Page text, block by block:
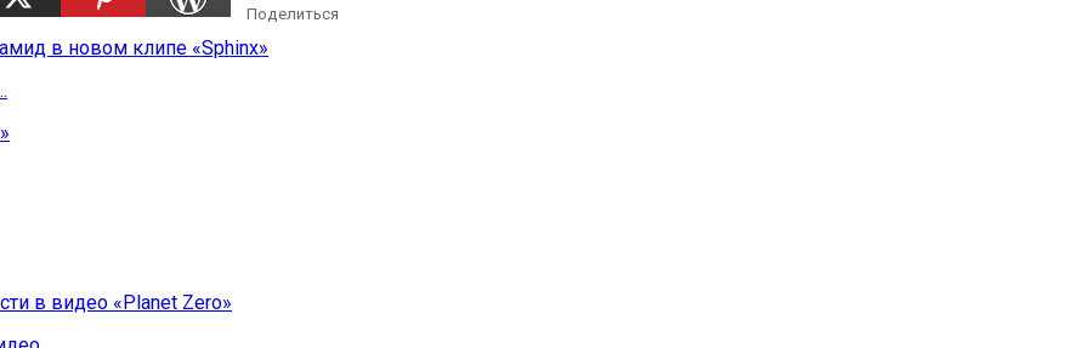
Поделиться